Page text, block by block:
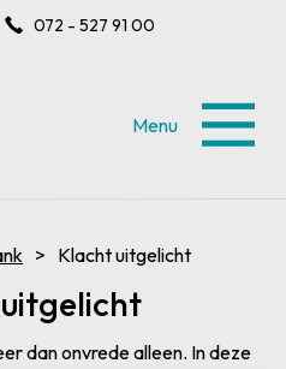
072 - 527 91 00
Menu
Klacht uitgelicht
dan onvrede alleen. In deze